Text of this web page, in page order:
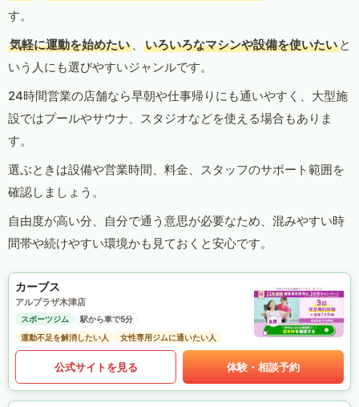
す。
気軽に運動を始めたい 、 いろいろなマシンや設備を使いたい と
いう人にも選びやすいジャンルです。
24時間営業の店舗なら早朝や仕事帰りにも通いやすく、大型施
設ではプールやサウナ、スタジオなどを使える場合もありま
す。
選ぶときは設備や営業時間、料金、スタッフのサポート範囲を
確認しましょう。
自由度が高い分、自分で通う意思が必要なため、混みやすい時
間帯や続けやすい環境かも見ておくと安心です。
カーブス
アルプラザ木津店
スポーツジム
駅から車で5分
運動不足を解消したい人
女性専用ジムに通いたい人
公式サイトを見る 体験・相談予約